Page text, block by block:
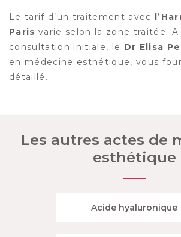
Le tarif d’un traitement avec
Paris varie selon la zone traitée. A
consultation initiale, le Dr Elisa
en médecine esthétique, vous
détaillé.
Les autres actes de
esthétique
Acide hyaluronique